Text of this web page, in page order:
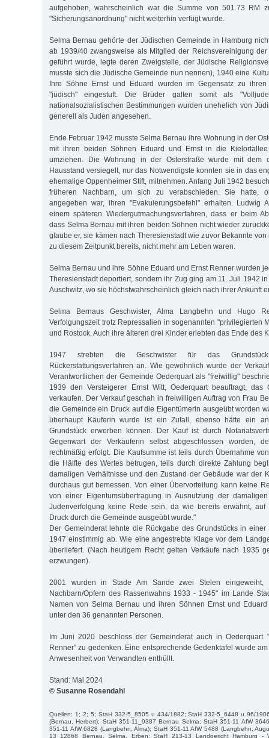
aufgehoben, wahrscheinlich war die Summe von 501.73 RM
"Sicherungsanordnung" nicht weiterhin verfügt wurde.
Selma Bernau gehörte der Jüdischen Gemeinde in Hamburg
ab 1939/40 zwangsweise als Mitglied der Reichsvereinigung
geführt wurde, legte deren Zweigstelle, der Jüdische
musste sich die Jüdische Gemeinde nun nennen), 1940 eine
Ihre Söhne Ernst und Eduard wurden im Gegensatz zu ihren
"jüdisch" eingestuft. Die Brüder galten somit als
nationalsozialistischen Bestimmungen wurden unehelich von
generell als Juden angesehen.
Ende Februar 1942 musste Selma Bernau ihre Wohnung in der
mit ihren beiden Söhnen Eduard und Ernst in die
umziehen. Die Wohnung in der Osterstraße wurde mit dem
Hausstand versiegelt, nur das Notwendigste konnten sie in das
ehemalige Oppenheimer Stift, mitnehmen. Anfang Juli 1942
früheren Nachbarn, um sich zu verabschieden. Sie hatte,
angegeben war, ihren "Evakuierungsbefehl" erhalten. Ludwig
einem späteren Wiedergutmachungsverfahren, dass er beim
dass Selma Bernau mit ihren beiden Söhnen nicht wieder
glaube er, sie kämen nach Theresienstadt wie zuvor Bekannte
zu diesem Zeitpunkt bereits, nicht mehr am Leben waren.
Selma Bernau und ihre Söhne Eduard und Ernst Renner wurden
Theresienstadt deportiert, sondern ihr Zug ging am 11. Juli 1942
Auschwitz, wo sie höchstwahrscheinlich gleich nach ihrer Ankunft
Selma Bernaus Geschwister, Alma Langbehn und Hugo
Verfolgungszeit trotz Repressalien in sogenannten "privilegierten
und Rostock. Auch ihre älteren drei Kinder erlebten das Ende des
1947 strebten die Geschwister für das
Rückerstattungsverfahren an. Wie gewöhnlich wurde der
Verantwortlichen der Gemeinde Oederquart als "freiwillig"
1939 den Versteigerer Ernst Witt, Oederquart beauftragt, das
verkaufen. Der Verkauf geschah in freiwilligen Auftrag von Frau
die Gemeinde ein Druck auf die Eigentümerin ausgeübt worden
überhaupt Käuferin wurde ist ein Zufall, ebenso hätte ein
Grundstück erwerben können. Der Kauf ist durch
Gegenwart der Verkäuferin selbst abgeschlossen worden,
rechtmäßig erfolgt. Die Kaufsumme ist teils durch Übernahme
die Hälfte des Wertes betrugen, teils durch direkte Zahlung
damaligen Verhältnisse und den Zustand der Gebäude war der
durchaus gut bemessen. Von einer Übervorteilung kann keine
von einer Eigentumsübertragung in Ausnutzung der
Judenverfolgung keine Rede sein, da wie bereits erwähnt, auf
Druck durch die Gemeinde ausgeübt wurde."
Der Gemeinderat lehnte die Rückgabe des Grundstücks in einer
1947 einstimmig ab. Wie eine angestrebte Klage vor dem
überliefert. (Nach heutigem Recht gelten Verkäufe nach 1935
erzwungen).
2001 wurden in Stade Am Sande zwei Stelen eingeweiht,
Nachbarn/Opfern des Rassenwahns 1933 - 1945" im Lande
Namen von Selma Bernau und ihren Söhnen Ernst und
unter den 36 genannten Personen.
Im Juni 2020 beschloss der Gemeinderat auch in Oederquart
Renner" zu gedenken. Eine entsprechende Gedenktafel wurde
Anwesenheit von Verwandten enthüllt.
Stand: Mai 2024
© Susanne Rosendahl
Quellen: 1; 2; 5; StaH 332-5_8505 u 434/1882; StaH 332-5_6448 u 96/
(Bernau, Herbert); StaH 351-11_9387 Bernau Selma; StaH 351-11 AfW
351-11 AfW 6828 (Langbehn, Alma); StaH 351-11 AfW 5488 (Langbehn,
13_12868 Bernau, Selma, Erben; StaH 213-13 Landgericht Hamburg -